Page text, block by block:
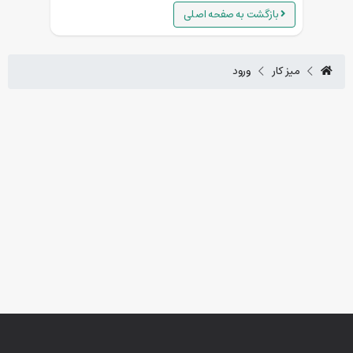
بازگشت به صفحه اصلی
میز کار ورود